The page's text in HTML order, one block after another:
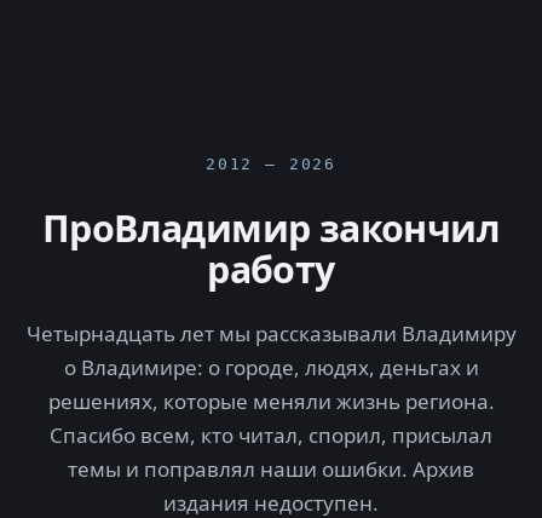
2012 — 2026
ПроВладимир закончил
работу
Четырнадцать лет мы рассказывали Владимиру
о Владимире: о городе, людях, деньгах и
решениях, которые меняли жизнь региона.
Спасибо всем, кто читал, спорил, присылал
темы и поправлял наши ошибки. Архив
издания недоступен.